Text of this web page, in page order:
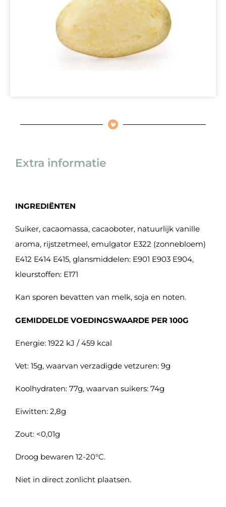
Extra informatie
INGREDIËNTEN
Suiker, cacaomassa, cacaoboter, natuurlijk vanille
aroma, rijstzetmeel, emulgator E322 (zonnebloem)
E412 E414 E415, glansmiddelen: E901 E903 E904,
kleurstoffen: E171
Kan sporen bevatten van melk, soja en noten.
GEMIDDELDE VOEDINGSWAARDE PER 100G
Energie: 1922 kJ / 459 kcal
Vet: 15g, waarvan verzadigde vetzuren: 9g
Koolhydraten: 77g, waarvan suikers: 74g
Eiwitten: 2,8g
Zout: <0,01g
Droog bewaren 12-20°C.
Niet in direct zonlicht plaatsen.